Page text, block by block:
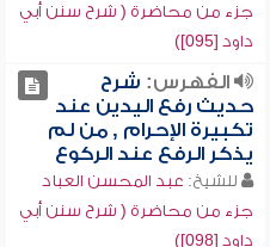
جزء من محاضرة ( شرح سنن أبي
داود [095])
الفهرس: شرح
حديث رفع اليدين عند
تكبيرة الإحرام , من لم
يذكر الرفع عند الركوع
للشيخ: عبد المحسن العباد
جزء من محاضرة ( شرح سنن أبي
داود [098])